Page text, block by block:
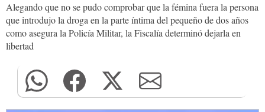
Alegando que no se pudo comprobar que la fémina fuera la persona
que introdujo la droga en la parte íntima del pequeño de dos años
como asegura la Policía Militar, la Fiscalía determinó dejarla en
libertad